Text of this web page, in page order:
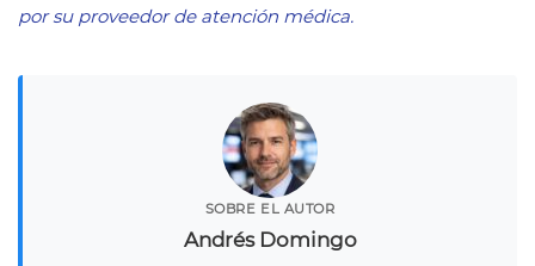
por su proveedor de atención médica.
SOBRE EL AUTOR
Andrés Domingo